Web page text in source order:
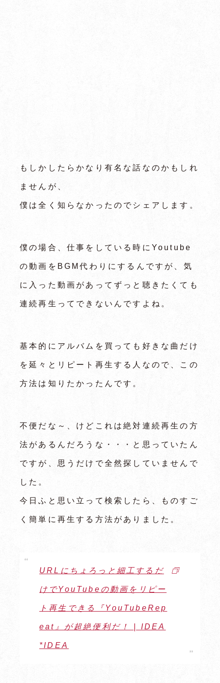
もしかしたらかなり有名な話なのかもしれ
ませんが、
僕は全く知らなかったのでシェアします。
僕の場合、仕事をしている時にYoutube
の動画をBGM代わりにするんですが、気
に入った動画があってずっと聴きたくても
連続再生ってできないんですよね。
基本的にアルバムを買っても好きな曲だけ
を延々とリピート再生する人なので、この
方法は知りたかったんです。
不便だな～、けどこれは絶対連続再生の方
法があるんだろうな・・・と思っていたん
ですが、思うだけで全然探していませんで
した。
今日ふと思い立って検索したら、ものすご
く簡単に再生する方法がありました。
URLにちょろっと細工するだ
けでYouTubeの動画をリピー
ト再生できる『YouTubeRep
eat』が超絶便利だ！ | IDEA
*IDEA